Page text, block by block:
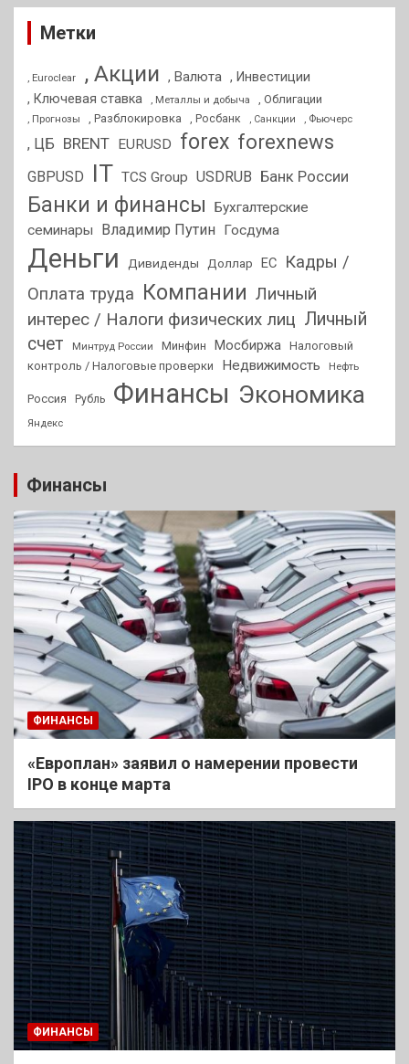
Метки
, Euroclear , Акции , Валюта
, Инвестиции
, Ключевая ставка
, Металлы и добыча , Облигации
, Прогнозы , Разблокировка , Росбанк , Санкции , Фьючерс
, ЦБ BRENT EURUSD forex forexnews
GBPUSD IT TCS Group USDRUB Банк России
Банки и финансы
Бухгалтерские
семинары
Владимир Путин Госдума
Деньги Дивиденды Доллар ЕС
Кадры /
Оплата труда Компании Личный
интерес / Налоги физических лиц Личный
счет
Минтруд России Минфин Мосбиржа
Налоговый
контроль / Налоговые проверки
Недвижимость Нефть
Россия Рубль Финансы Экономика
Яндекс
Финансы
ФИНАНСЫ
«Европлан» заявил о намерении провести
IPO в конце марта
ФИНАНСЫ